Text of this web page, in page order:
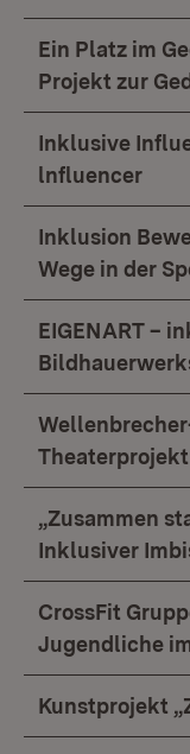
Ein Platz im
Projekt zur
Inklusive
lnfluencer
Inklusion
Wege in der
EIGENART –
„Zusammen
Inklusiver
CrossFit
Jugendliche
Kunstprojekt